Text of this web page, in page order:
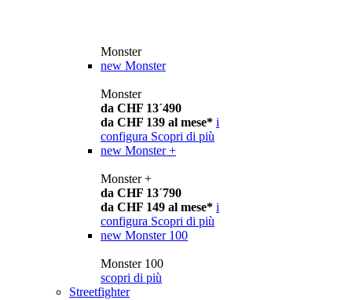
Monster
new Monster
Monster
da CHF 13´490
da CHF 139 al mese* i
configura Scopri di più
new Monster +
Monster +
da CHF 13´790
da CHF 149 al mese* i
configura Scopri di più
new Monster 100
Monster 100
scopri di più
Streetfighter